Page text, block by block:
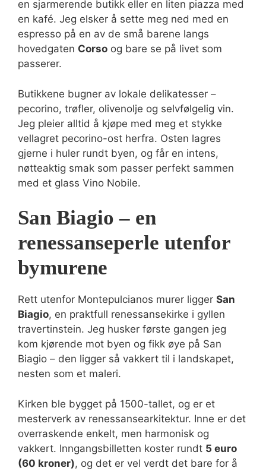
en sjarmerende butikk eller en liten piazza med
en kafé. Jeg elsker å sette meg ned med en
espresso på en av de små barene langs
hovedgaten Corso og bare se på livet som
passerer.
Butikkene bugner av lokale delikatesser –
pecorino, trøfler, olivenolje og selvfølgelig vin.
Jeg pleier alltid å kjøpe med meg et stykke
vellagret pecorino-ost herfra. Osten lagres
gjerne i huler rundt byen, og får en intens,
nøtteaktig smak som passer perfekt sammen
med et glass Vino Nobile.
San Biagio – en
renessanseperle utenfor
bymurene
Rett utenfor Montepulcianos murer ligger San
Biagio, en praktfull renessansekirke i gyllen
travertinstein. Jeg husker første gangen jeg
kom kjørende mot byen og fikk øye på San
Biagio – den ligger så vakkert til i landskapet,
nesten som et maleri.
Kirken ble bygget på 1500-tallet, og er et
mesterverk av renessansearkitektur. Inne er det
overraskende enkelt, men harmonisk og
vakkert. Inngangsbilletten koster rundt 5 euro
(60 kroner), og det er vel verdt det bare for å